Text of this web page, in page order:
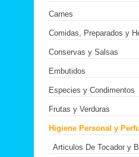
Carnes
Comidas, Preparados y
Conservas y Salsas
Embutidos
Especies y Condimentos
Frutas y Verduras
Higiene Personal y
Articulos De Tocador y